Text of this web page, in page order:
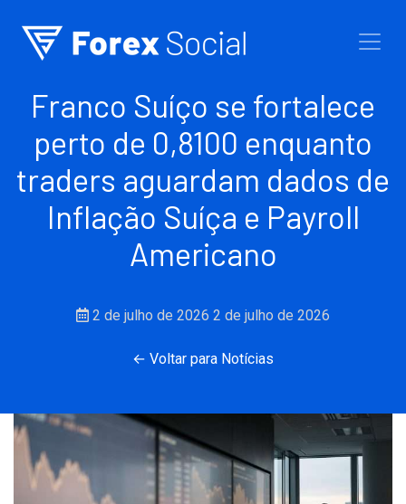
Franco Suíço se fortalece
perto de 0,8100 enquanto
traders aguardam dados de
Inflação Suíça e Payroll
Americano
2 de julho de 2026 2 de julho de 2026
← Voltar para Notícias